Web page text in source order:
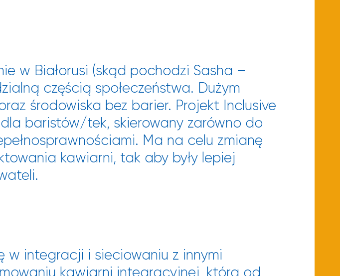
w Białorusi (skąd pochodzi Sasha –
częścią społeczeństwa. Dużym
środowiska bez barier. Projekt Inclusive
baristów/tek, skierowany zarówno do
Ma na celu zmianę
kawiarni, tak aby były lepiej
w integracji i sieciowaniu z innymi
kawiarni integracyjnej, która od